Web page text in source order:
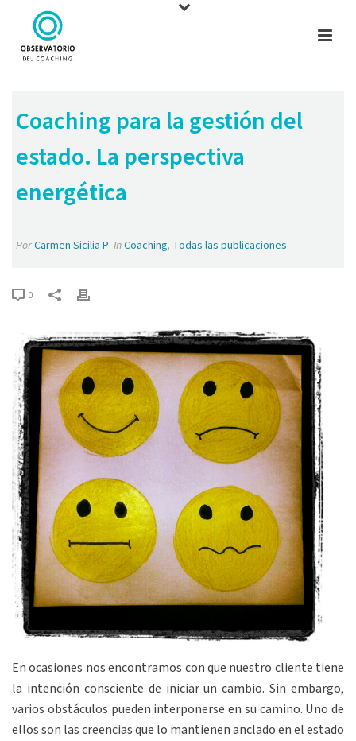
Coaching para la gestión del
estado. La perspectiva
energética
PorCarmen Sicilia P InCoaching, Todas las publicaciones
0
En ocasiones nos encontramos con que nuestro cliente tiene
la intención consciente de iniciar un cambio. Sin embargo,
varios obstáculos pueden interponerse en su camino. Uno de
ellos son las creencias que lo mantienen anclado en el estado